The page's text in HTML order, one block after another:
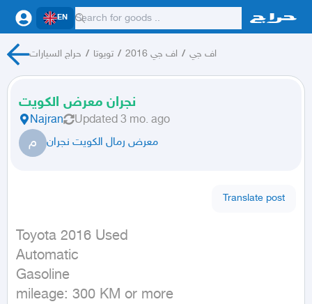
EN
حراج السيارات / تويوتا / اف جي 2016 / اف جي
نجران معرض الكويت
Najran Updated 3 mo. ago
م معرض رمال الكويت نجران
Translate post
Toyota 2016 Used
Automatic
Gasoline
mileage: 300 KM or more